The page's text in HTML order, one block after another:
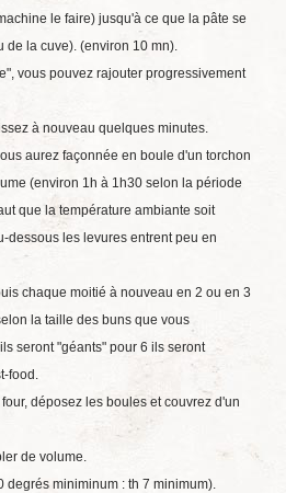
le faire) jusqu'à ce que la pâte se
de la cuve). (environ 10 mn).
vous pouvez rajouter progressivement
à nouveau quelques minutes.
aurez façonnée en boule d'un torchon
(environ 1h à 1h30 selon la période
que la température ambiante soit
dessous les levures entrent peu en
chaque moitié à nouveau en 2 ou en 3
la taille des buns que vous
seront "géants" pour 6 ils seront
food.
déposez les boules et couvrez d'un
de volume.
degrés miniminum : th 7 minimum).